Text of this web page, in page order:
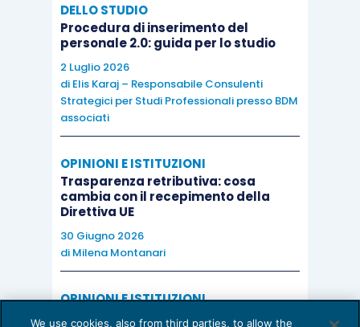
DELLO STUDIO
Procedura di inserimento del
personale 2.0: guida per lo studio
2 Luglio 2026
di Elis Karaj – Responsabile Consulenti
Strategici per Studi Professionali presso BDM
associati
OPINIONI E ISTITUZIONI
Trasparenza retributiva: cosa
cambia con il recepimento della
Direttiva UE
30 Giugno 2026
di Milena Montanari
OPINIONI E ISTITUZIONI
Valorizzare il potenziale dello Studio:
We use cookies, also from third parties, to allow the